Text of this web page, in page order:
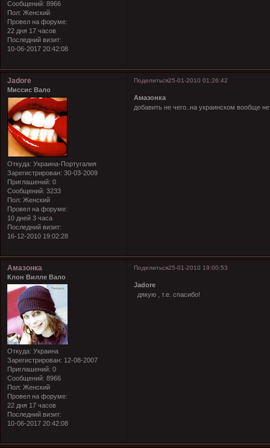
Сообщений: 8966
Пол: Женский
Провел на форуме:
22 дня 17 часов
Последний визит:
10-06-2017 20:42:08
Поделиться25-01-2010 01:26:42
Jadore
Миссис Вало
Откуда: Украина-Португалия
Зарегистрирован: 30-03-2009
Приглашений: 0
Сообщений: 3233
Пол: Женский
Провел на форуме:
10 дней 3 часа
Последний визит:
16-12-2010 19:02:28
Амазонка
добавить не чего..на украинском вообще
Поделиться25-01-2010 19:00:53
Амазонка
Клон Вилле Вало
Откуда: Украина
Зарегистрирован: 12-08-2007
Приглашений: 0
Сообщений: 8966
Пол: Женский
Провел на форуме:
22 дня 17 часов
Последний визит:
10-06-2017 20:42:08
Jadore
дякую , т.е. спасибо!